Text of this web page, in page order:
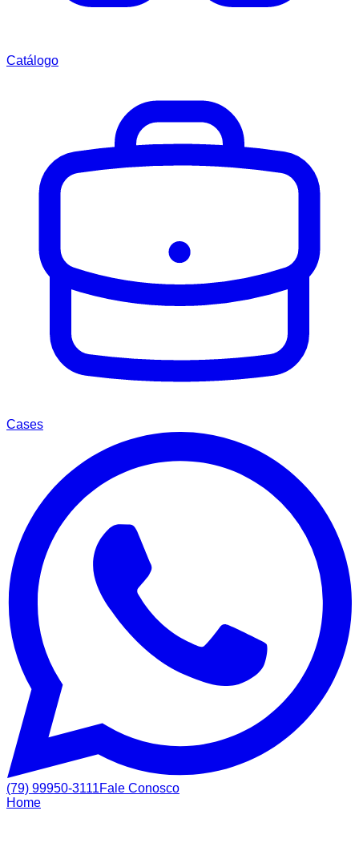
Catálogo
Cases
(79) 99950-3111Fale Conosco
Home